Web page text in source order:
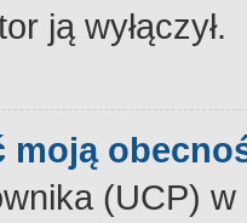
ją wyłączył.
moją
(UCP) w